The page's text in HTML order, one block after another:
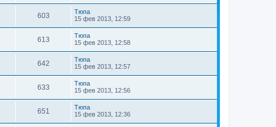
603
Тюпа
15 фев 2013, 12:59
613
Тюпа
15 фев 2013, 12:58
642
Тюпа
15 фев 2013, 12:57
633
Тюпа
15 фев 2013, 12:56
651
Тюпа
15 фев 2013, 12:36